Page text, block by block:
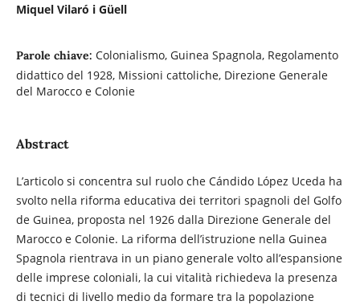
Miquel Vilaró i Güell
Parole chiave: Colonialismo, Guinea Spagnola, Regolamento
didattico del 1928, Missioni cattoliche, Direzione Generale
del Marocco e Colonie
Abstract
L’articolo si concentra sul ruolo che Cándido López Uceda ha
svolto nella riforma educativa dei territori spagnoli del Golfo
de Guinea, proposta nel 1926 dalla Direzione Generale del
Marocco e Colonie. La riforma dell’istruzione nella Guinea
Spagnola rientrava in un piano generale volto all’espansione
delle imprese coloniali, la cui vitalità richiedeva la presenza
di tecnici di livello medio da formare tra la popolazione